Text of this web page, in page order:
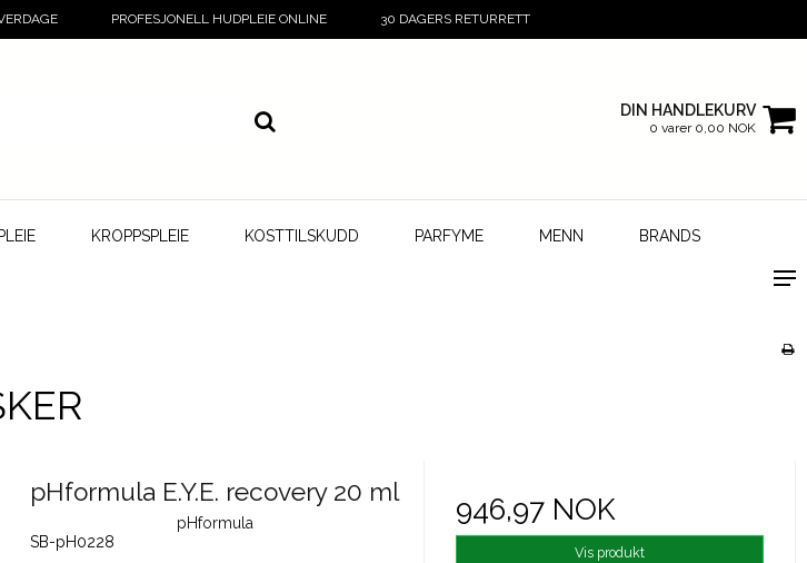
PROFESJONELL HUDPLEIE ONLINE 30 DAGERS RETURRETT
DIN HANDLEKURV
0 varer 0,00 NOK
KROPPSPLEIE KOSTTILSKUDD PARFYME MENN BRANDS
pHformula E.Y.E. recovery 20 ml
pHformula
SB-pH0228
946,97 NOK
Vis produkt